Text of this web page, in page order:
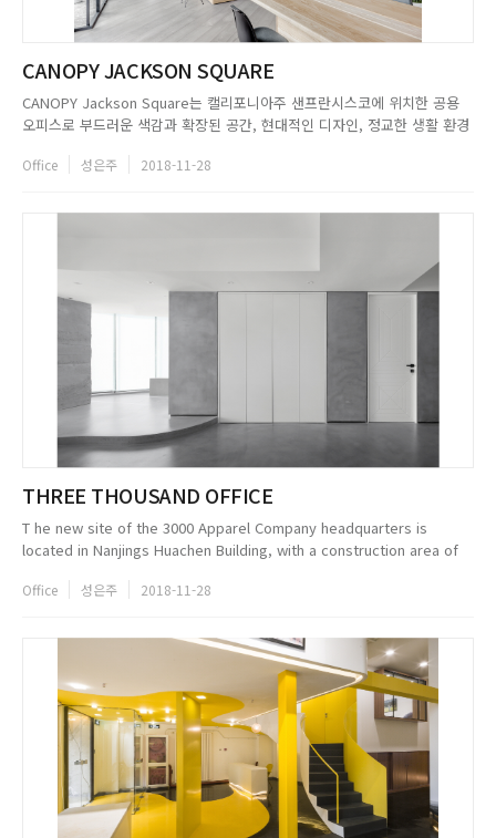
CANOPY JACKSON SQUARE
CANOPY Jackson Square는 캘리포니아주 샌프란시스코에 위치한 공용
오피스로 부드러운 색감과 확장된 공간, 현대적인 디자인, 정교한 생활 환경
공간을 추구한 CANOPY Jackson Square는 소통과 교류를 즐기는 사람들
Office 성은주 2018-11-28
THREE THOUSAND OFFICE
T he new site of the 3000 Apparel Company headquarters is
located in Nanjings Huachen Building, with a construction area of
connect two apar...
Office 성은주 2018-11-28